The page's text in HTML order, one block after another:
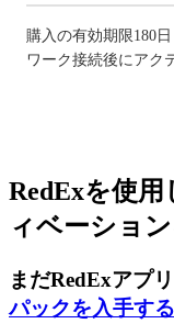
購入の有効期限180
ワーク接続後にアク
RedExを使
ィベーショ
まだRedExアプ
パックを入手する